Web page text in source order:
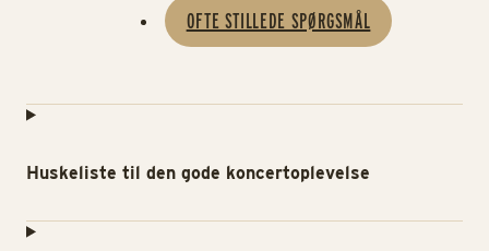
OFTE STILLEDE SPØRGSMÅL
Huskeliste til den gode koncertoplevelse